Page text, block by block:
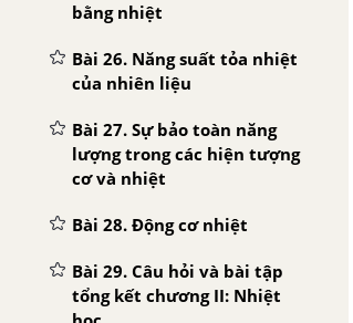
bằng nhiệt
Bài 26. Năng suất tỏa nhiệt
của nhiên liệu
Bài 27. Sự bảo toàn năng
lượng trong các hiện tượng
cơ và nhiệt
Bài 28. Động cơ nhiệt
Bài 29. Câu hỏi và bài tập
tổng kết chương II: Nhiệt